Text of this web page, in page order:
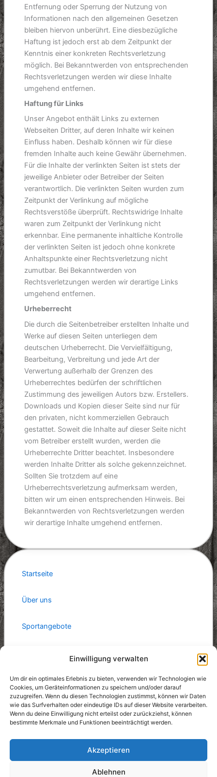
Einwilligung verwalten
Um dir ein optimales Erlebnis zu bieten, verwenden wir Technologien wie
Cookies, um Geräteinformationen zu speichern und/oder darauf
zuzugreifen. Wenn du diesen Technologien zustimmst, können wir Daten
wie das Surfverhalten oder eindeutige IDs auf dieser Website verarbeiten.
Wenn du deine Einwilligung nicht erteilst oder zurückziehst, können
bestimmte Merkmale und Funktionen beeinträchtigt werden.
Akzeptieren
Ablehnen
Startseite
Über uns
Sportangebote
Gaststätte
Anfahrt
Entfernung oder Sperrung der Nutzung von
Informationen nach den allgemeinen Gesetzen
bleiben hiervon unberührt. Eine diesbezügliche
Haftung ist jedoch erst ab dem Zeitpunkt der
Kenntnis einer konkreten Rechtsverletzung
möglich. Bei Bekanntwerden von entsprechenden
Rechtsverletzungen werden wir diese Inhalte
umgehend entfernen.
Haftung für Links
Unser Angebot enthält Links zu externen
Webseiten Dritter, auf deren Inhalte wir keinen
Einfluss haben. Deshalb können wir für diese
fremden Inhalte auch keine Gewähr übernehmen.
Für die Inhalte der verlinkten Seiten ist stets der
jeweilige Anbieter oder Betreiber der Seiten
verantwortlich. Die verlinkten Seiten wurden zum
Zeitpunkt der Verlinkung auf mögliche
Rechtsverstöße überprüft. Rechtswidrige Inhalte
waren zum Zeitpunkt der Verlinkung nicht
erkennbar. Eine permanente inhaltliche Kontrolle
der verlinkten Seiten ist jedoch ohne konkrete
Anhaltspunkte einer Rechtsverletzung nicht
zumutbar. Bei Bekanntwerden von
Rechtsverletzungen werden wir derartige Links
umgehend entfernen.
Urheberrecht
Die durch die Seitenbetreiber erstellten Inhalte und
Werke auf diesen Seiten unterliegen dem
deutschen Urheberrecht. Die Vervielfältigung,
Bearbeitung, Verbreitung und jede Art der
Verwertung außerhalb der Grenzen des
Urheberrechtes bedürfen der schriftlichen
Zustimmung des jeweiligen Autors bzw. Erstellers.
Downloads und Kopien dieser Seite sind nur für
den privaten, nicht kommerziellen Gebrauch
gestattet. Soweit die Inhalte auf dieser Seite nicht
vom Betreiber erstellt wurden, werden die
Urheberrechte Dritter beachtet. Insbesondere
werden Inhalte Dritter als solche gekennzeichnet.
Sollten Sie trotzdem auf eine
Urheberrechtsverletzung aufmerksam werden,
bitten wir um einen entsprechenden Hinweis. Bei
Bekanntwerden von Rechtsverletzungen werden
wir derartige Inhalte umgehend entfernen.